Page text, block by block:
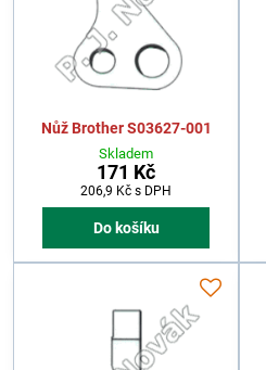
Nůž Brother S03627-001
Skladem
171 Kč
206,9 Kč s DPH
Do košíku